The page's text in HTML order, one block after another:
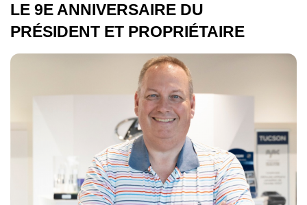
LE 9E ANNIVERSAIRE DU
PRÉSIDENT ET PROPRIÉTAIRE